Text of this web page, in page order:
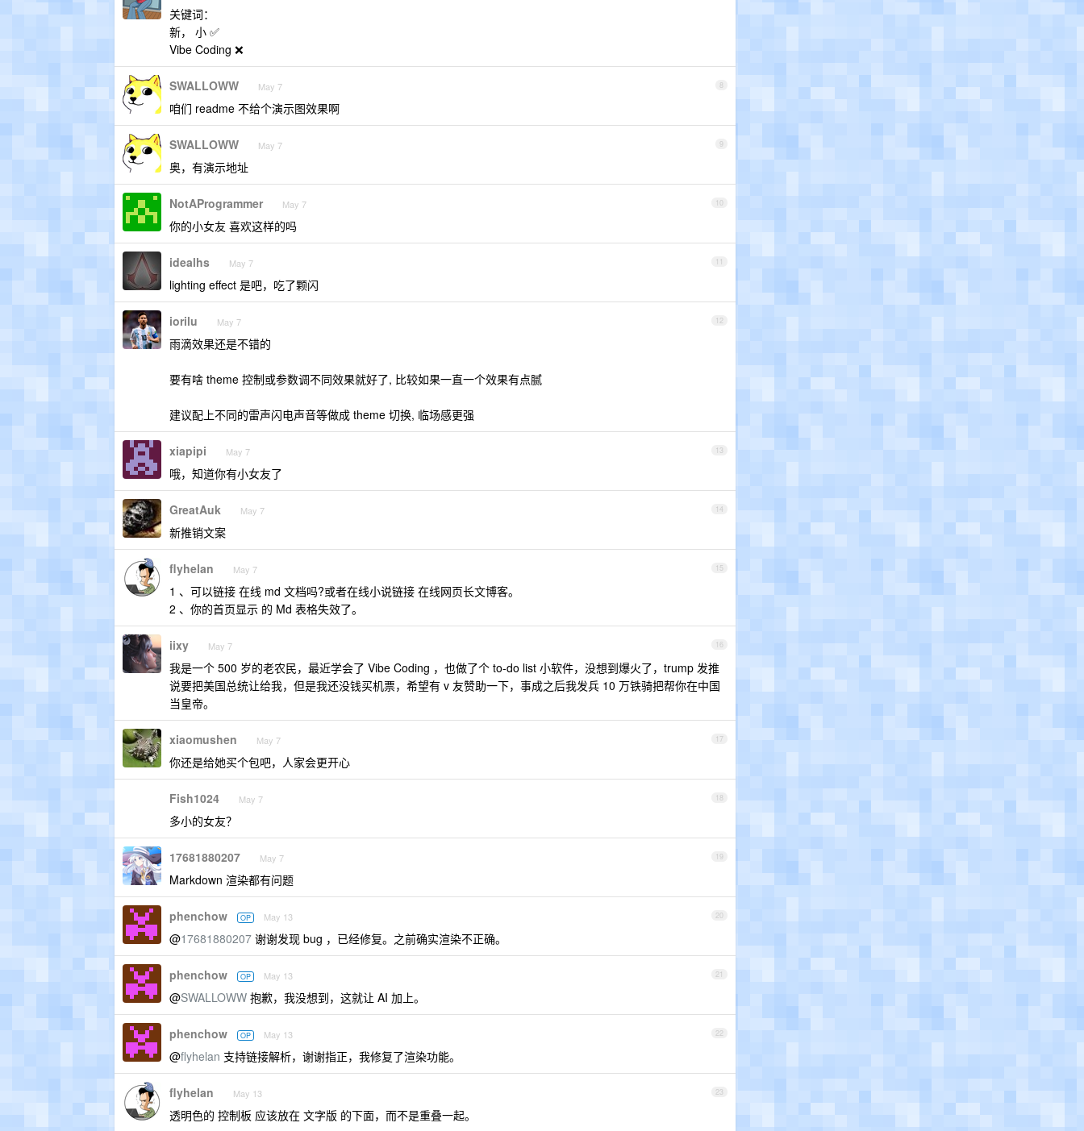
关键词：
新， 小 ✅
Vibe Coding ❌
8
SWALLOWW May 7
咱们 readme 不给个演示图效果啊
9
SWALLOWW May 7
奥，有演示地址
10
NotAProgrammer May 7
你的小女友 喜欢这样的吗
11
idealhs May 7
lighting effect 是吧，吃了颗闪
12
iorilu May 7
雨滴效果还是不错的
要有啥 theme 控制或参数调不同效果就好了, 比较如果一直一个效果有点腻
建议配上不同的雷声闪电声音等做成 theme 切换, 临场感更强
13
xiapipi May 7
哦，知道你有小女友了
14
GreatAuk May 7
新推销文案
15
flyhelan May 7
1 、可以链接 在线 md 文档吗?或者在线小说链接 在线网页长文博客。
2 、你的首页显示 的 Md 表格失效了。
16
iixy May 7
我是一个 500 岁的老农民，最近学会了 Vibe Coding ，也做了个 to-do list 小软件，没想到爆火了，trump 发推
说要把美国总统让给我，但是我还没钱买机票，希望有 v 友赞助一下，事成之后我发兵 10 万铁骑把帮你在中国
当皇帝。
17
xiaomushen May 7
你还是给她买个包吧，人家会更开心
18
Fish1024 May 7
多小的女友？
19
17681880207 May 7
Markdown 渲染都有问题
20
phenchow OP May 13
@17681880207 谢谢发现 bug ，已经修复。之前确实渲染不正确。
21
phenchow OP May 13
@SWALLOWW 抱歉，我没想到，这就让 AI 加上。
22
phenchow OP May 13
@flyhelan 支持链接解析，谢谢指正，我修复了渲染功能。
23
flyhelan May 13
透明色的 控制板 应该放在 文字版 的下面，而不是重叠一起。